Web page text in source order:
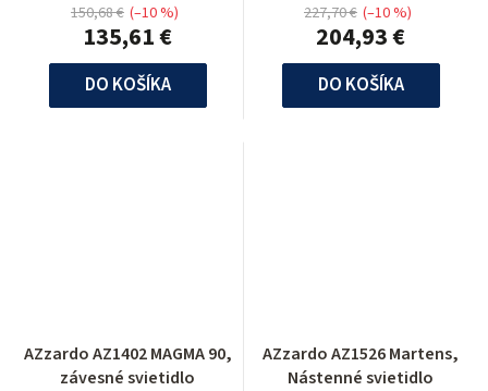
135,61 €
150,68 € (–10 %)
DO KOŠÍKA
204,93 €
227,70 € (–10 %)
DO KOŠÍKA
AZzardo AZ1402 MAGMA 90,
závesné svietidlo
AZzardo AZ1526 Martens,
Nástenné svietidlo